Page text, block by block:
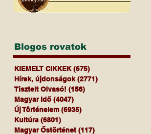
Blogos rovatok
KIEMELT CIKKEK (675)
Hírek, újdonságok (2771)
Tisztelt Olvasó! (156)
Magyar Idő (4047)
Új Történelem (6935)
Kultúra (6801)
Magyar Őstörténet (117)